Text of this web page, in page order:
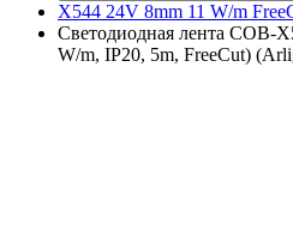
X544 24V 8mm 11 W/m
Светодиодная лента COB-
W/m, IP20, 5m, FreeCut)